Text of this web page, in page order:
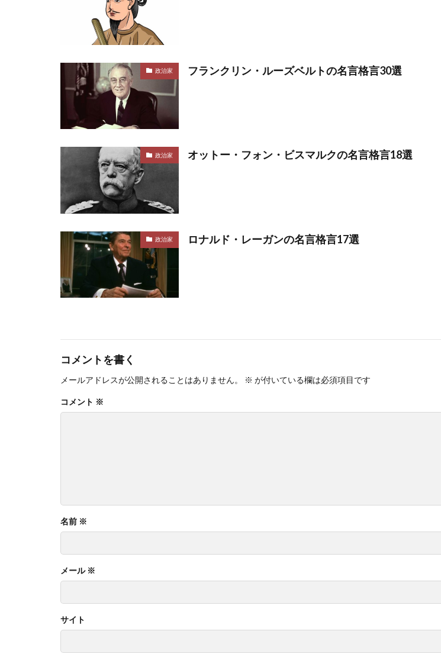
政治家 フランクリン・ルーズベルトの名言格言30選
政治家 オットー・フォン・ビスマルクの名言格言18選
政治家 ロナルド・レーガンの名言格言17選
コメントを書く
メールアドレスが公開されることはありません。 ※ が付いている欄は必須項目です
コメント ※
名前 ※
メール ※
サイト